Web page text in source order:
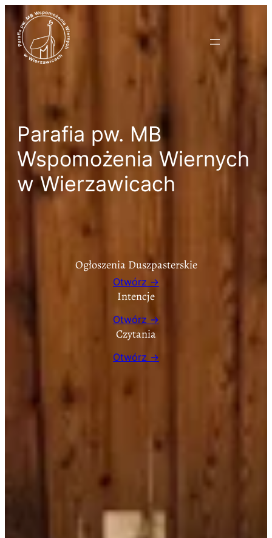
Parafia pw. MB
Wspomożenia Wiernych
w Wierzawicach
Ogłoszenia Duszpasterskie
Otwórz →
Intencje
Otwórz →
Czytania
Otwórz →